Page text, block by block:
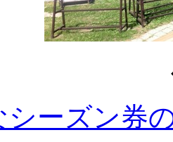
シーズン券